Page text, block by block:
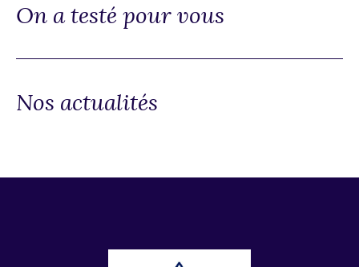
On a testé pour vous
Nos actualités